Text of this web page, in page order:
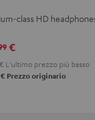
3
White
3
class HD
€
L'ultimo prezzo più basso
Prezzo originario